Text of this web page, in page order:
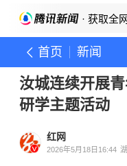
· 获取全
首页 新闻
汝城连续开展
研学主题活动
红网
2026年5月18日16:44